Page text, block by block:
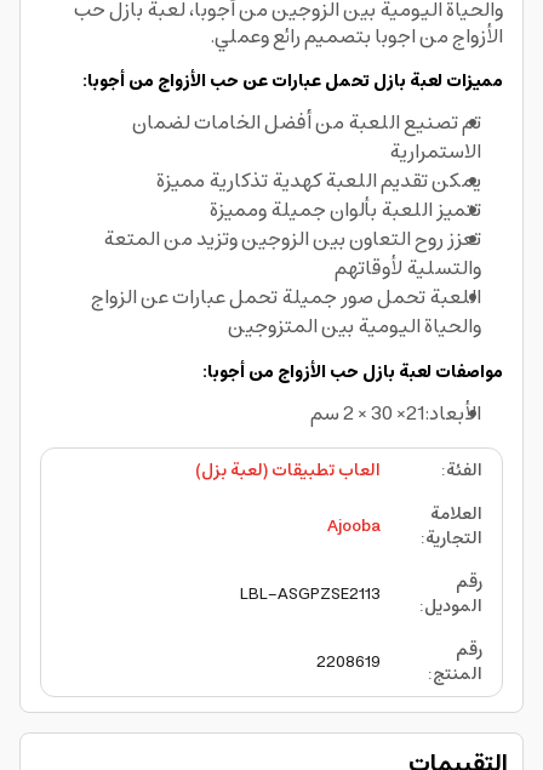
والحياة اليومية بين الزوجين من أجوبا، لعبة بازل حب
الأزواج من اجوبا بتصميم رائع وعملي.
مميزات لعبة بازل تحمل عبارات عن حب الأزواج من أجوبا:
تم تصنيع اللعبة من أفضل الخامات لضمان
الاستمرارية
يمكن تقديم اللعبة كهدية تذكارية مميزة
تتميز اللعبة بألوان جميلة ومميزة
تعزز روح التعاون بين الزوجين وتزيد من المتعة
والتسلية لأوقاتهم
اللعبة تحمل صور جميلة تحمل عبارات عن الزواج
والحياة اليومية بين المتزوجين
مواصفات لعبة بازل حب الأزواج من أجوبا:
الأبعاد:21× 30 × 2 سم
الفئة:
العاب تطبيقات (لعبة بزل)
العلامة
التجارية:
Ajooba
رقم
الموديل:
LBL-ASGPZSE2113
رقم
المنتج:
2208619